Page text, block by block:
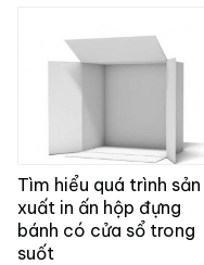
Tìm hiểu quá trình sản
xuất in ấn hộp đựng
bánh có cửa sổ trong
suốt